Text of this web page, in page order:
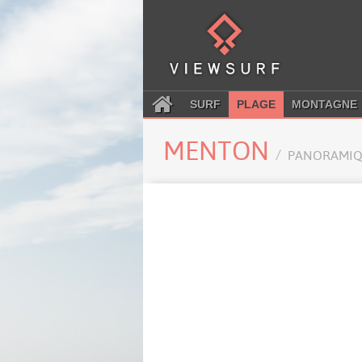
SURF PLAGE MONTAGNE
MENTON